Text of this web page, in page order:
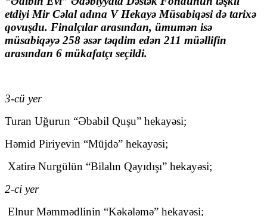
etdiyi Mir Cəlal adına V Hekayə Müsabiqəsi də tarixə
qovuşdu. Finalçılar arasından, ümumən isə
müsabiqəyə 258 əsər təqdim edən 211 müəllifin
arasından 6 mükafatçı seçildi.
3-cü yer
Turan Uğurun “Əbabil Quşu” hekayəsi;
Həmid Piriyevin “Müjdə” hekayəsi;
Xatirə Nurgülün “Bilalın Qayıdışı” hekayəsi;
2-ci yer
Elnur Məmmədlinin “Kəkələmə” hekayəsi;